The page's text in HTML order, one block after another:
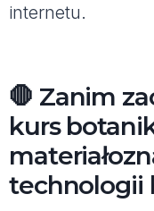
internetu.
🛑 Zanim
kurs
technologii